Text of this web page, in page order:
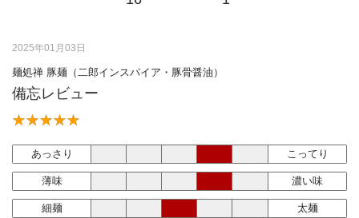
2025年01月03日
麺処禅 豚麺（二郎インスパイア・豚骨醤油）
備忘レビュー
あっさり こってり
薄味 濃い味
細麺 太麺